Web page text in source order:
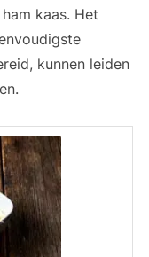
kaas. Het
kunnen leiden